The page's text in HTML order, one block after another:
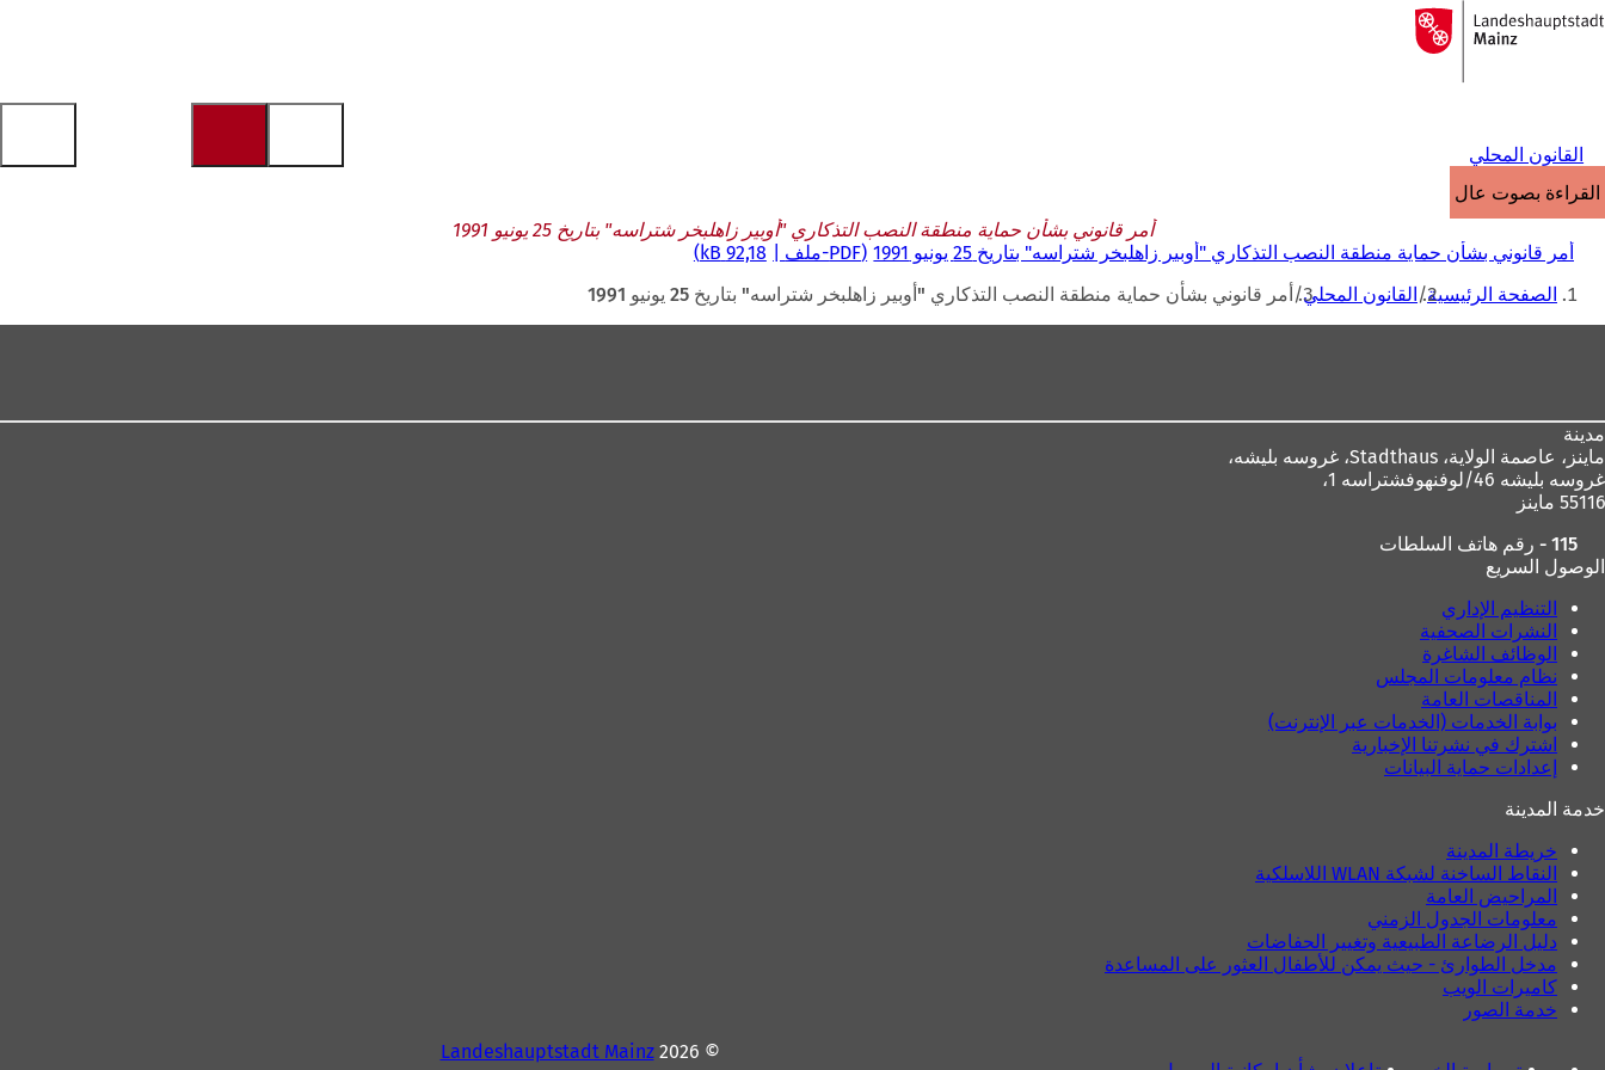
الانتقال إلى المحتوى
إلى
الصفحة
القانون المحلي
القراءة بصوت عالٍ
أمر قانوني بشأن حماية منطقة النصب التذكاري "أوبير زاهلبخر شتراسه" بتاريخ 25 يونيو 1991
أمر قانوني بشأن حماية منطقة النصب التذكاري "أوبير زاهلبخر شتراسه" بتاريخ 25 يونيو 1991
PDF-ملف 92,18 kB
أنت الصفحة الرئيسية القانون المحلي أمر قانوني بشأن حماية منطقة النصب التذكاري "أوبير زاهلبخر شتراسه" بتاريخ 25 يونيو 1991
مدينة
ماينز، عاصمة الولاية،
غروسه بليشه 46/لوفنهوفشتراسه 1،
55116 ماينز
115 - رقم هاتف السلطات
الوصول السريع
التنظيم الإداري
النشرات الصحفية
الوظائف الشاغرة
نظام معلومات المجلس
المناقصات العامة
بوابة الخدمات (الخدمات عبر الإنترنت)
اشترك في نشرتنا الإخبارية
إعدادات حماية البيانات
خدمة المدينة
خريطة المدينة
النقاط الساخنة لشبكة WLAN اللاسلكية
المراحيض العامة
معلومات الجدول الزمني
دليل الرضاعة الطبيعية وتغيير الحفاضات
مدخل الطوارئ - حيث يمكن للأطفال العثور على المساعدة
كاميرات الويب
خدمة الصور
© 2026
Landeshauptstadt Mainz